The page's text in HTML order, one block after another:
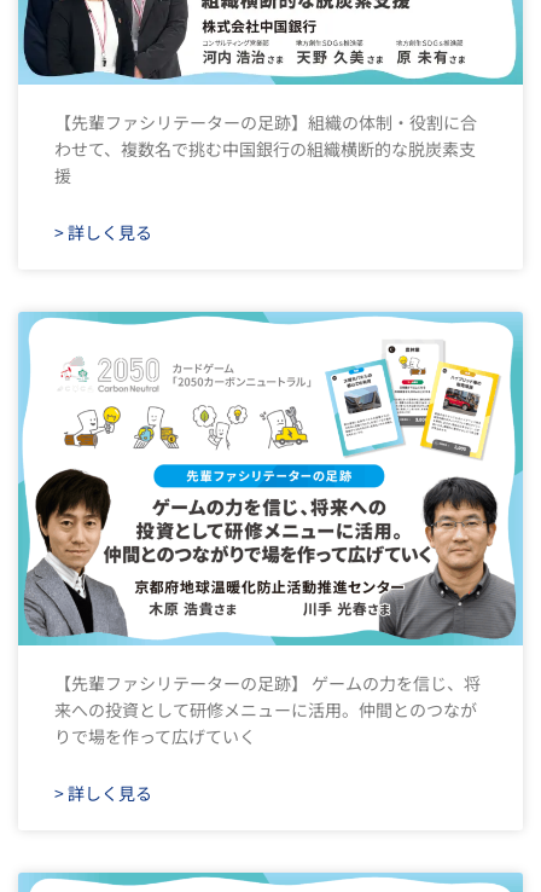
【先輩ファシリテーターの足跡】組織の体制・役割に合
わせて、複数名で挑む中国銀行の組織横断的な脱炭素支
援
> 詳しく見る
【先輩ファシリテーターの足跡】 ゲームの力を信じ、将
来への投資として研修メニューに活用。仲間とのつなが
りで場を作って広げていく
> 詳しく見る